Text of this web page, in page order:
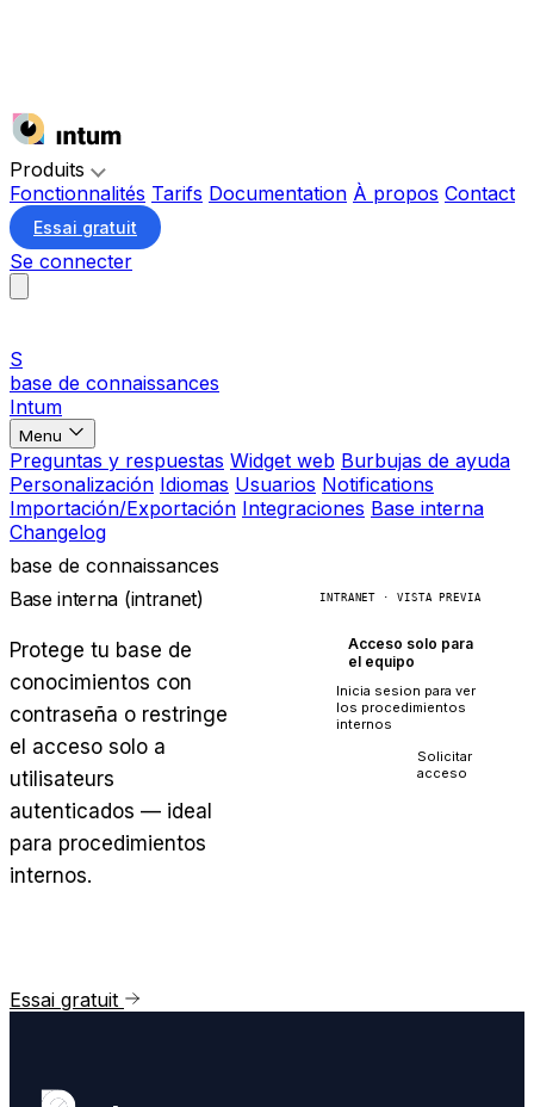
Produits
Fonctionnalités Tarifs Documentation À propos Contact
Essai gratuit
Se connecter
S
base de connaissances
Intum
Menu
Preguntas y respuestas Widget web Burbujas de ayuda
Personalización Idiomas Usuarios Notifications
Importación/Exportación Integraciones Base interna
Changelog
base de connaissances
Base interna (intranet)
Protege tu base de
conocimientos con
contraseña o restringe
el acceso solo a
utilisateurs
autenticados — ideal
para procedimientos
internos.
Essai gratuit
INTRANET · VISTA PREVIA
Acceso solo para
el equipo
Inicia sesion para ver
los procedimientos
internos
Solicitar
acceso